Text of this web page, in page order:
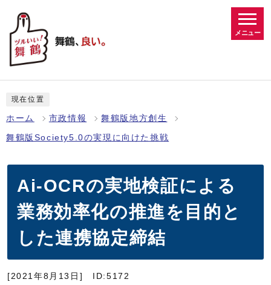
メニュー
現在位置
ホーム 市政情報 舞鶴版地方創生
舞鶴版Society5.0の実現に向けた挑戦
Ai-OCRの実地検証による
業務効率化の推進を目的と
した連携協定締結
[2021年8月13日] ID:5172